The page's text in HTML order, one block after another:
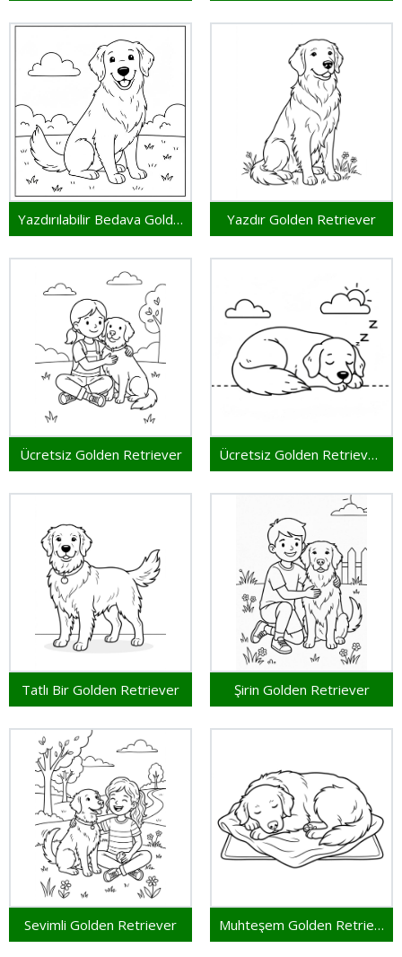
Yazdırılabilir Bedava Golden Retriever Yazdır Golden Retriever
Ücretsiz Golden Retriever Ücretsiz Golden Retriever Yazdırılabilir
Tatlı Bir Golden Retriever Şirin Golden Retriever
Sevimli Golden Retriever Muhteşem Golden Retriever